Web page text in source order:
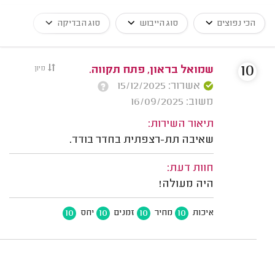
הכי נפוצים סוג הייבוש סוג הבדיקה
מיון
שמואל בראון, פתח תקווה.
אשרור: 15/12/2025
משוב: 16/09/2025
תיאור השירות:
שאיבה תת-רצפתית בחדר בודד.
חוות דעת:
היה מעולה!
איכות 10 מחיר 10 זמנים 10 יחס 10
10